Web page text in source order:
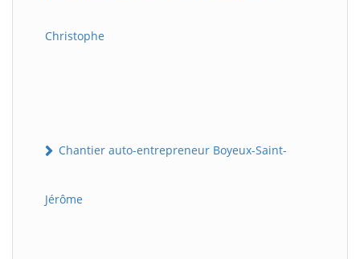
Christophe
Chantier auto-entrepreneur Boyeux-Saint-
Jérôme